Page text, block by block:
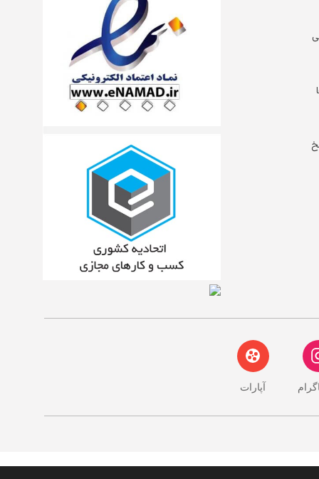
آپارات